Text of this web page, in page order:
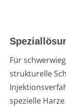
Für
strukturelle
spezielle